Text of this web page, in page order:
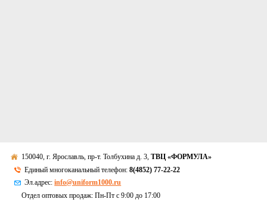
150040, г. Ярославль, пр-т. Толбухина д. 3,ТВЦ «ФОРМУЛА»
Единый многоканальный телефон:8(4852) 77-22-22
Эл.адрес:info@uniform1000.ru
Отдел оптовых продаж: Пн-Пт с 9:00 до 17:00